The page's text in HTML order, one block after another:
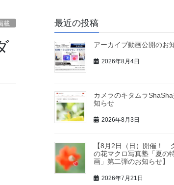
載 最近の投稿
アーカイブ動画公開のお
2026年8月4日
カメラのキタムラ
知らせ
2026年8月3日
【8月2日（日）開催！
の花マクロ写真塾「夏の
画」第二弾のお知らせ】
2026年7月21日